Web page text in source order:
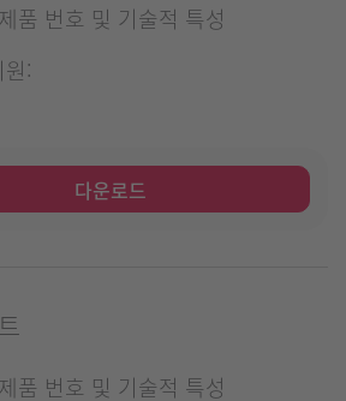
품 번호 및 기술적 특성
:
다운로드
품 번호 및 기술적 특성